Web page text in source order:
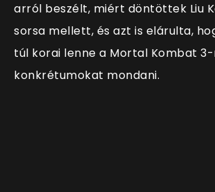
arról beszélt, miért döntöttek Liu
sorsa mellett, és azt is elárulta,
túl korai lenne a Mortal Kombat
konkrétumokat mondani.